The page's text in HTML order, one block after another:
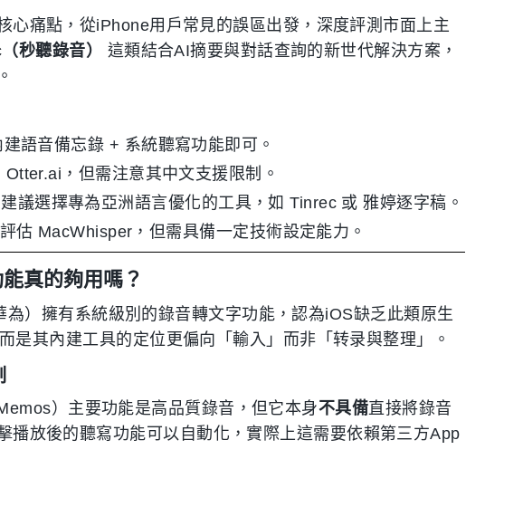
心痛點，從iPhone用戶常見的誤區出發，深度評測市面上主
秒聽錄音）
這類結合AI摘要與對話查詢的新世代解決方案，
建語音備忘錄 + 系統聽寫功能即可。
Otter.ai，但需注意其中文支援限制。
建議選擇專為亞洲語言優化的工具，如 Tinrec 或 雅婷逐字稿。
估 MacWhisper，但需具備一定技術設定能力。
真的夠用嗎？
）擁有系統級別的錄音轉文字功能，認為iOS缺乏此類原生
是其內建工具的定位更偏向「輸入」而非「转录與整理」。
）主要功能是高品質錄音，但它本身不具備直接將錄音
播放後的聽寫功能可以自動化，實際上這需要依賴第三方App